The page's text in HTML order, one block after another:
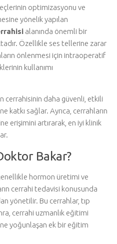
optimizasyonu ve
yönelik yapılan
alanında önemli bir
Özellikle ses tellerine zarar
önlenmesi için intraoperatif
kullanımı
cerrahisinin daha güvenli, etkili
katkı sağlar. Ayrıca, cerrahların
erişimini artırarak, en iyi klinik
Bakar?
hormon üretimi ve
cerrahi tedavisi konusunda
yönetilir. Bu cerrahlar, tıp
cerrahi uzmanlık eğitimi
yoğunlaşan ek bir eğitim